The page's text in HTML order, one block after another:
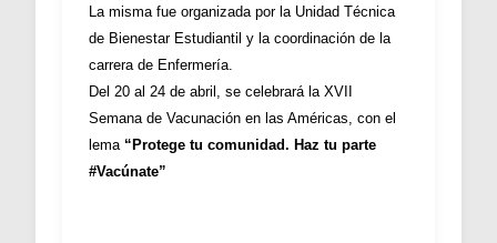
La misma fue organizada por la Unidad Técnica
de Bienestar Estudiantil y la coordinación de la
carrera de Enfermería.
Del 20 al 24 de abril, se celebrará la XVII
Semana de Vacunación en las Américas, con el
lema “Protege tu comunidad. Haz tu parte
#Vacúnate”